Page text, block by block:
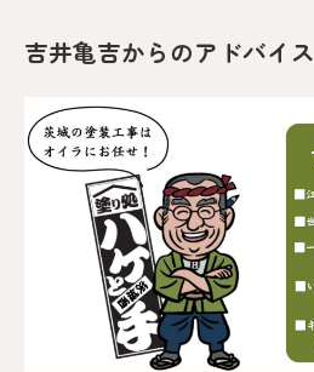
吉井亀吉からのアドバイス